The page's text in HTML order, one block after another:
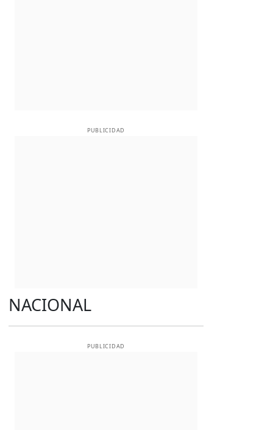
PUBLICIDAD
NACIONAL
PUBLICIDAD